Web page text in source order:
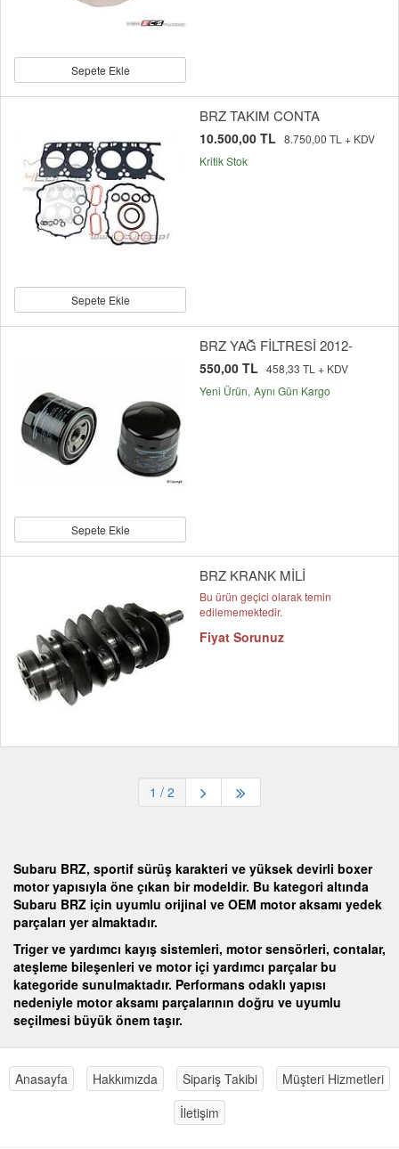
Sepete Ekle
Sepete Ekle
BRZ TAKIM CONTA
10.500,00 TL 8.750,00 TL + KDV
Kritik Stok
Sepete Ekle
BRZ YAĞ FİLTRESİ 2012-
550,00 TL 458,33 TL + KDV
Yeni Ürün Aynı Gün Kargo
BRZ KRANK MİLİ
Bu ürün geçici olarak temin
edilememektedir.
Fiyat Sorunuz
1 / 2
Subaru BRZ, sportif sürüş karakteri ve yüksek devirli boxer
motor yapısıyla öne çıkan bir modeldir. Bu kategori altında
Subaru BRZ için uyumlu orijinal ve OEM motor aksamı yedek
parçaları yer almaktadır.
Triger ve yardımcı kayış sistemleri, motor sensörleri, contalar,
ateşleme bileşenleri ve motor içi yardımcı parçalar bu
kategoride sunulmaktadır. Performans odaklı yapısı
nedeniyle motor aksamı parçalarının doğru ve uyumlu
seçilmesi büyük önem taşır.
Anasayfa Hakkımızda Sipariş Takibi
Müşteri Hizmetleri
İletişim